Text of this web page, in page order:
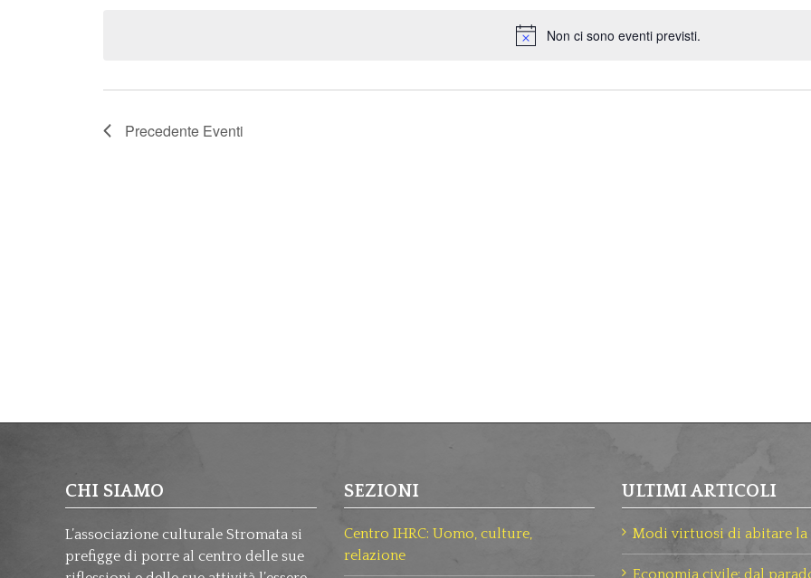
Non ci sono eventi previsti.
Precedente Eventi
CHI SIAMO
L’associazione culturale Stromata si
prefigge di porre al centro delle sue
SEZIONI
Centro IHRC: Uomo, culture,
relazione
ULTIMI ARTICOLI
Modi virtuosi di abitare la
Economia civile: dal